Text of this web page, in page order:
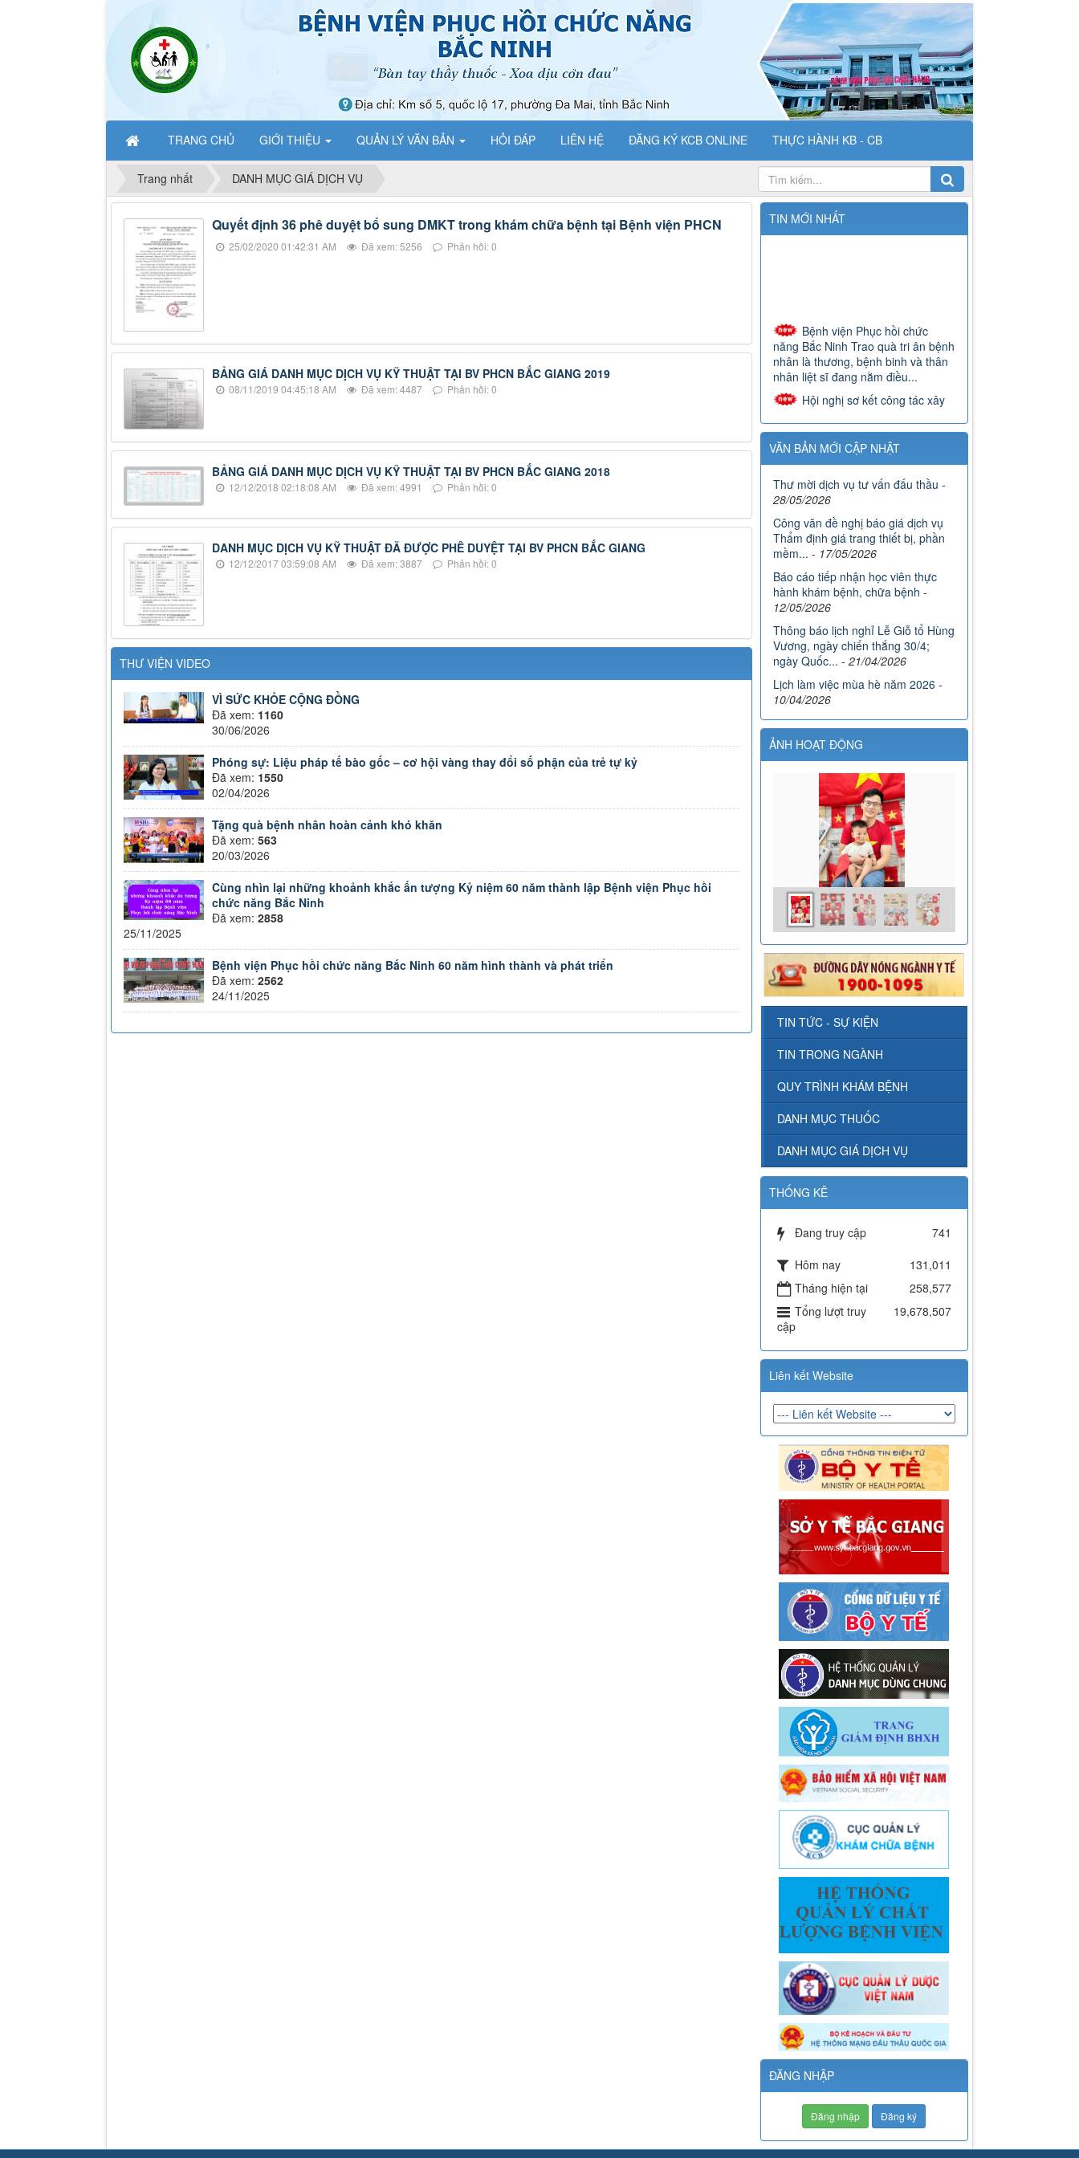
TRANG CHỦ GIỚI THIỆU QUẢN LÝ VĂN BẢN HỎI ĐÁP LIÊN HỆ ĐĂNG KÝ KCB ONLINE THỰC HÀNH KB - CB
Trang nhất DANH MỤC GIÁ DỊCH VỤ
Quyết định 36 phê duyệt bổ sung DMKT trong khám chữa bệnh tại Bệnh viện PHCN
25/02/2020 01:42:31 AM Đã xem: 5256 Phản hồi: 0
BẢNG GIÁ DANH MỤC DỊCH VỤ KỸ THUẬT TẠI BV PHCN BẮC GIANG 2019
08/11/2019 04:45:18 AM Đã xem: 4487 Phản hồi: 0
BẢNG GIÁ DANH MỤC DỊCH VỤ KỸ THUẬT TẠI BV PHCN BẮC GIANG 2018
12/12/2018 02:18:08 AM Đã xem: 4991 Phản hồi: 0
DANH MỤC DỊCH VỤ KỸ THUẬT ĐÃ ĐƯỢC PHÊ DUYỆT TẠI BV PHCN BẮC GIANG
12/12/2017 03:59:08 AM Đã xem: 3887 Phản hồi: 0
THƯ VIỆN VIDEO
VÌ SỨC KHỎE CỘNG ĐỒNG
Đã xem: 1160
30/06/2026
Phóng sự: Liệu pháp tế bào gốc – cơ hội vàng thay đổi số phận của trẻ tự kỷ
Đã xem: 1550
02/04/2026
Tặng quà bệnh nhân hoàn cảnh khó khăn
Đã xem: 563
20/03/2026
Cùng nhìn lại những khoảnh khắc ấn tượng Kỷ niệm 60 năm thành lập Bệnh viện Phục hồi
chức năng Bắc Ninh
Đã xem: 2858
25/11/2025
Bệnh viện Phục hồi chức năng Bắc Ninh 60 năm hình thành và phát triển
Đã xem: 2562
24/11/2025
TIN MỚI NHẤT
năng Bắc Ninh Trao quà tri ân bệnh
nhân là thương, bệnh binh và thân
nhân liệt sĩ đang nằm điều...
Hội nghị sơ kết công tác xây
dựng Đảng, công tác Bệnh viện 6
tháng đầu năm, triển khai phương
hướng, nhiệm vụ 6 tháng...
Bệnh viện Phục hồi chức
phổ biến các văn bản quy phạm
pháp luật của Trung ương có...
Bệnh viện Phục hồi chức
năng Bắc Ninh lan tỏa nghĩa cử cao
đẹp hưởng ứng chiến dịch “Những
giọt máu hồng - Hè ”năm 2026
Đoàn viên Bệnh viện Phục hồi
chức năng Bắc Ninh đạt giải cuộc
thi viết “Bữa cơm gia đình”
VĂN BẢN MỚI CẬP NHẬT
Thư mời dịch vụ tư vấn đấu thầu -
28/05/2026
Công văn đề nghị báo giá dịch vụ
Thẩm định giá trang thiết bị, phần
mềm... - 17/05/2026
Báo cáo tiếp nhận học viên thực
hành khám bệnh, chữa bệnh -
12/05/2026
Thông báo lịch nghỉ Lễ Giỗ tổ Hùng
Vương, ngày chiến thắng 30/4;
ngày Quốc... - 21/04/2026
Lịch làm việc mùa hè năm 2026 -
10/04/2026
ẢNH HOẠT ĐỘNG
TIN TỨC - SỰ KIỆN
TIN TRONG NGÀNH
QUY TRÌNH KHÁM BỆNH
DANH MỤC THUỐC
DANH MỤC GIÁ DỊCH VỤ
THỐNG KÊ
Đang truy cập
741
Hôm nay
131,011
Tháng hiện tại
258,577
Tổng lượt truy
cập
19,678,507
Liên kết Website
ĐĂNG NHẬP
Đăng nhập Đăng ký